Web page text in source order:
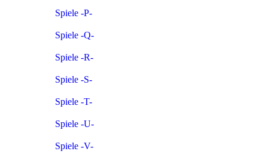
Spiele -P-
Spiele -Q-
Spiele -R-
Spiele -S-
Spiele -T-
Spiele -U-
Spiele -V-